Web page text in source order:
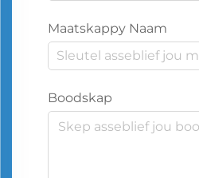
Maatskappy Naam
Boodskap